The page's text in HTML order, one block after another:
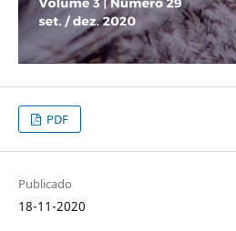
PDF
Publicado
18-11-2020